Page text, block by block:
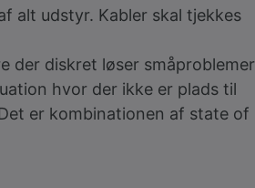
alt udstyr. Kabler skal tjekkes
der diskret løser småproblemer
hvor der ikke er plads til
er kombinationen af state of